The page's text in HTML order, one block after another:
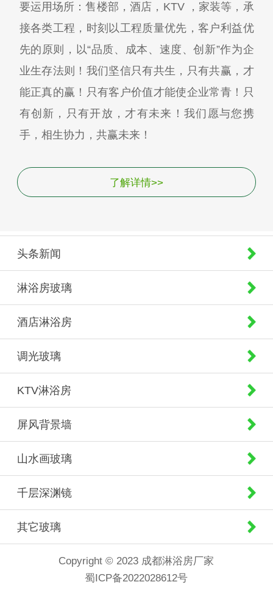
要运用场所：售楼部，酒店，KTV ，家装等，承
接各类工程，时刻以工程质量优先，客户利益优
先的原则，以“品质、成本、速度、创新”作为企
业生存法则！我们坚信只有共生，只有共赢，才
能正真的赢！只有客户价值才能使企业常青！只
有创新，只有开放，才有未来！我们愿与您携
手，相生协力，共赢未来！
了解详情>>
头条新闻
淋浴房玻璃
酒店淋浴房
调光玻璃
KTV淋浴房
屏风背景墙
山水画玻璃
千层深渊镜
其它玻璃
Copyright © 2023 成都淋浴房厂家
蜀ICP备2022028612号